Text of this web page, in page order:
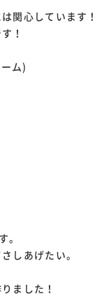
関心しています
！
ム)
。
しあげたい。
ました！